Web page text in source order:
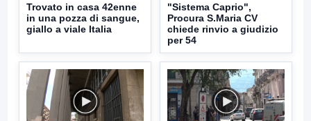
Trovato in casa 42enne
in una pozza di sangue,
giallo a viale Italia
"Sistema Caprio",
Procura S.Maria CV
chiede rinvio a giudizio
per 54